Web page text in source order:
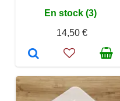
En stock (3)
14,50 €